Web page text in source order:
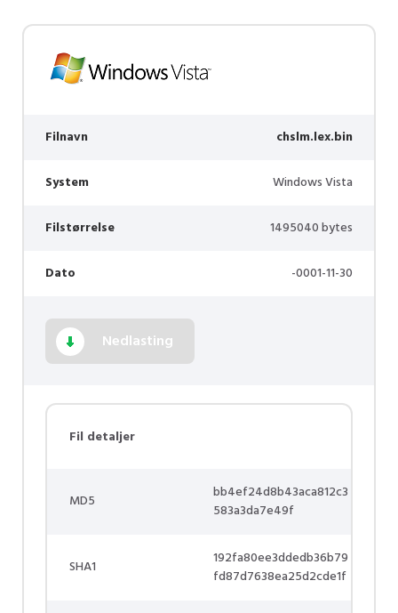
Filnavn chslm.lex.bin
System Windows Vista
Filstørrelse 1495040 bytes
Dato -0001-11-30
Nedlasting
Fil detaljer
MD5
bb4ef24d8b43aca812c3
583a3da7e49f
SHA1
192fa80ee3ddedb36b79
fd87d7638ea25d2cde1f